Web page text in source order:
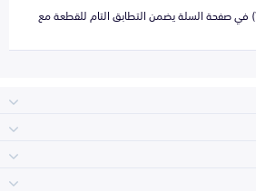
تزويدنا برقم الهيكل (VIN) في صفحة السلة يضمن التطابق التام للقطعة مع